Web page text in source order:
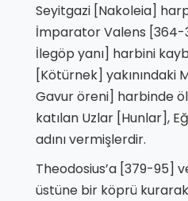
Seyitgazi [Nakoleia]
İmparator Valens [364-
İlegöp yanı] harbini
[Kötürnek] yakınındaki
Gavur öreni] harbinde
katılan Uzlar [Hunlar],
adını vermişlerdir.
Theodosius’a [379-95]
üstüne bir köprü